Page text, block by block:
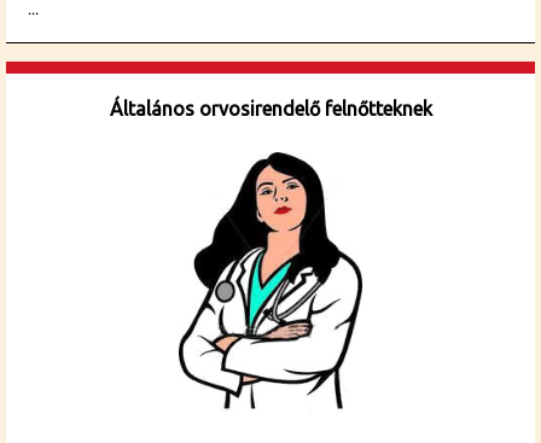
...
Általános orvosirendelő felnőtteknek